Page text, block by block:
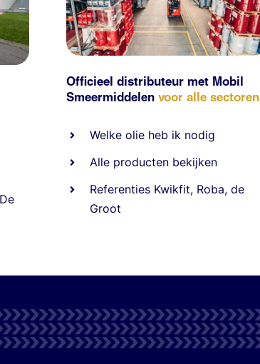
De
Officieel distributeur met Mobil
Smeermiddelen voor alle sectoren
Welke olie heb ik nodig
Alle producten bekijken
Referenties Kwikfit, Roba, de
Groot